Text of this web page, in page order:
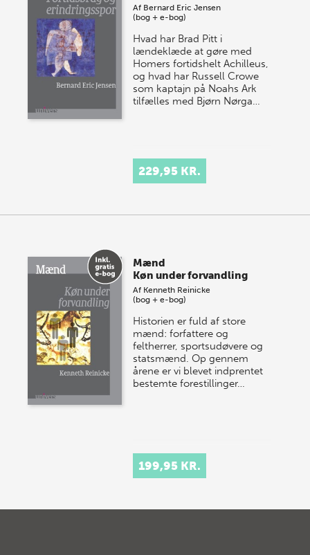
Af Bernard Eric Jensen
(bog + e-bog)
Hvad har Brad Pitt i
lændeklæde at gøre med
Homers fortidshelt Achilleus,
og hvad har Russell Crowe
som kaptajn på Noahs Ark
tilfælles med Bjørn Nørga…
229,95 KR.
Mænd
Køn under forvandling
Af Kenneth Reinicke
(bog + e-bog)
Historien er fuld af store
mænd: forfattere og
feltherrer, sportsudøvere og
statsmænd. Op gennem
årene er vi blevet indprentet
bestemte forestillinger…
199,95 KR.